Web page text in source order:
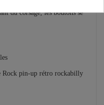
du corsage, les boutons se
Rock pin-up rétro rockabilly